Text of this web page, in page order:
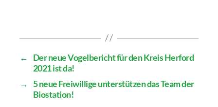
←
Der neue Vogelbericht für den Kreis Herford
2021 ist da!
→
5 neue Freiwillige unterstützen das Team der
Biostation!